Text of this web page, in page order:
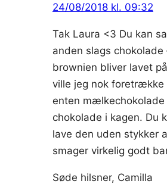
24/08/2018 kl. 09:32
Tak Laura <3 Du kan
anden slags chokolade
brownien bliver lavet
ville jeg nok
enten mælkechokolade
chokolade i kagen. Du
lave den uden stykker
smager virkelig godt
Søde hilsner, Camilla